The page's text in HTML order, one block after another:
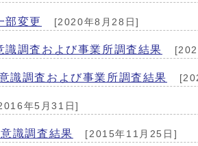
部変更 [2020年8月28日]
調査および事業所調査結果
識調査および事業所調査結果
年5月31日]
識調査結果 [2015年11月25日]